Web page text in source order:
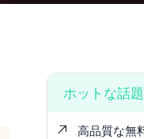
ホットな話題
高品質な無